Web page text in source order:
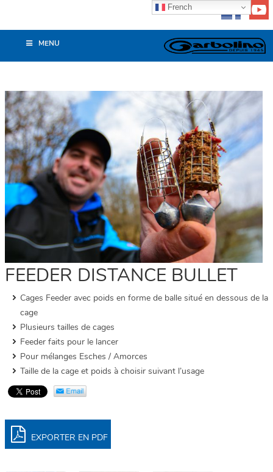
MENU
FEEDER DISTANCE BULLET
Cages Feeder avec poids en forme de balle situé en dessous de la
cage
Plusieurs tailles de cages
Feeder faits pour le lancer
Pour mélanges Esches / Amorces
Taille de la cage et poids à choisir suivant l’usage
EXPORTER EN PDF
French